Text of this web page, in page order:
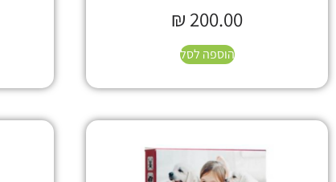
₪ 200.00
הוספה לסל